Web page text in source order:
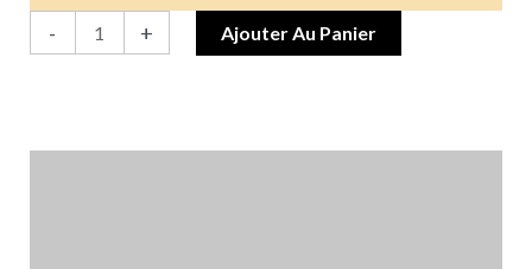
- + Ajouter Au Panier